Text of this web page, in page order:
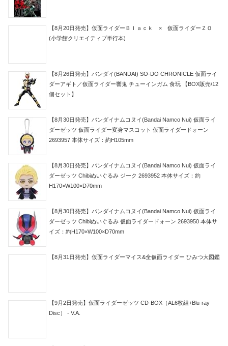
【8月20日発売】仮面ライダーＢｌａｃｋ × 仮面ライダーＺＯ
(小学館クリエイティブ単行本)
【8月26日発売】バンダイ(BANDAI) SO-DO CHRONICLE 仮面ライ
ダーアギト／仮面ライダー響鬼 チューインガム 食玩 【BOX販売/12
個セット】
【8月30日発売】バンダイナムコヌイ(Bandai Namco Nui) 仮面ライ
ダーゼッツ 仮面ライダー変身マスコット 仮面ライダードォーン
2693957 本体サイズ：約H105mm
【8月30日発売】バンダイナムコヌイ(Bandai Namco Nui) 仮面ライ
ダーゼッツ Chibiぬいぐるみ ジーク 2693952 本体サイズ：約
H170×W100×D70mm
【8月30日発売】バンダイナムコヌイ(Bandai Namco Nui) 仮面ライ
ダーゼッツ Chibiぬいぐるみ 仮面ライダードォーン 2693950 本体サ
イズ：約H170×W100×D70mm
【8月31日発売】仮面ライダーマイス&全仮面ライダー ひみつ大図鑑
【9月2日発売】仮面ライダーゼッツ CD-BOX（AL6枚組+Blu-ray
Disc） - V.A.